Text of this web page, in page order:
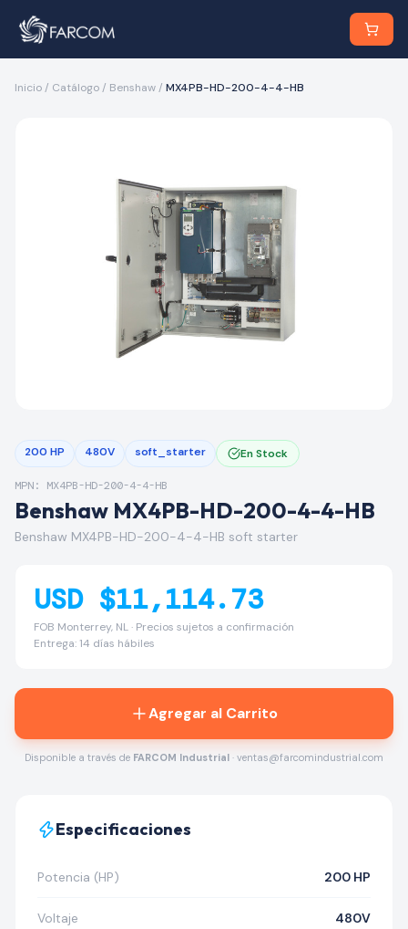
Inicio / Catálogo / Benshaw / MX4PB-HD-200-4-4-HB
200 HP 480V soft_starter En Stock
MPN: MX4PB-HD-200-4-4-HB
Benshaw MX4PB-HD-200-4-4-HB
Benshaw MX4PB-HD-200-4-4-HB soft starter
USD $11,114.73
FOB Monterrey, NL · Precios sujetos a confirmación
Entrega: 14 días hábiles
Agregar al Carrito
Disponible a través de FARCOM Industrial · ventas@farcomindustrial.com
Especificaciones
Potencia (HP) 200 HP
Voltaje 480V